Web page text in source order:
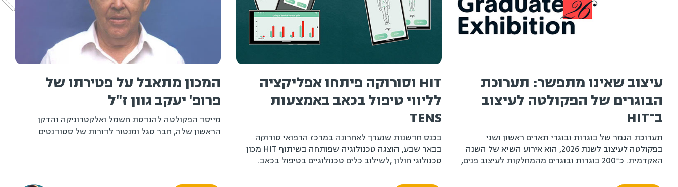
עיצוב שאינו מתפשר: תערוכת
הבוגרים של הפקולטה לעיצוב
ב־HIT
תערוכת הגמר של בוגרות ובוגרי תארים ראשון ושני
בפקולטה לעיצוב לשנת 2026, הוא אירוע השיא של השנה
האקדמית. כ־200 בוגרות ובוגרים מהמחלקות לעיצוב פנים,
התואר השני בעיצוב לסביבה טכנולוגית, יציגו את פרויקטי
HIT וסורוקה פיתחו אפליקציה
לליווי טיפול בכאב באמצעות
TENS
בכנס חדשנות שנערך לאחרונה במרכז הרפואי סורוקה
בבאר שבע, הוצגה טכנולוגיה שפותחה בשיתוף HIT מכון
טכנולוגי חולון ,לשילוב כלים טכנולוגיים בטיפול בכאב.
המכון מתאבל על פטירתו של
פרופ' יעקב גוון ז"ל
מייסד הפקולטה להנדסת חשמל ואלקטרוניקה והדקן
הראשון שלה, חבר סגל ומנטור לדורות של סטודנטים